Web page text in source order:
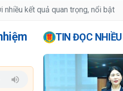
nhiều kết quả quan trọng, nổi bật
TIN ĐỌC NHIỀU